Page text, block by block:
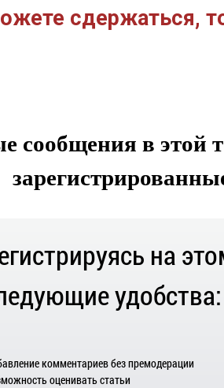
сдержаться,
сообщения в этой
на
удобства:
комментариев без премодерации
оценивать статьи